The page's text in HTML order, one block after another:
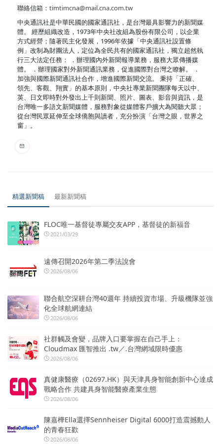
聯絡信箱： timtimcna@mail.cna.com.tw
中央通訊社是中華民國的國家通訊社，是台灣最具影響力的新聞媒
體。 經歷組織改造，1973年中央社改組為股份有限公司，以企業
方式經營；隨著民主化發展，1996年依據「中央通訊社設置條
例」改制為財團法人，定位為全民共有的國家通訊社，獨立超然執
行三大法定任務： ．辦理國內外新聞報導業務，服務大眾傳播媒
體。 ．辦理國家對外新聞通訊業務，促進國際對台灣之瞭解。 ．
加強與國際新聞通訊社合作，增進國際新聞交流。 秉持「正確、
領先、客觀、翔實」的基本原則，中央社專業新聞團隊每天以中、
英、日文即時對外發出上千則新聞、照片、圖表、影音與資訊，是
台灣唯一多語文新聞媒體，服務對象從媒體客戶擴大為閱聽大眾；
從台灣民眾延伸至全球僑胞與讀者，充分扮演「台灣之眼，世界之
窗」。
精選新聞稿 最新新聞稿
FLOC唯一基督徒專屬交友APP，基督徒的新福音
2021/03/29
遠傳召開2026年第二季法說會
2026/08/06
聯合航空深耕台灣40週年 持續投資市場、升級機隊並強
化全球航網連結
2026/08/06
社群觸及會變，品牌入口要掌握在自己手上：
Cloudmax 匯智推出 .tw／.台灣網域限時優惠
2026/08/06
真健康醫療（02697.HK）與天津具身智能創新中心達成
戰略合作 共建具身智能醫療產業生態
2026/08/06
陳嘉樺Ella選擇Sennheiser Digital 6000打造震撼動人
的青春狂歡
2026/08/06